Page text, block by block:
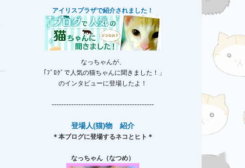
アイリスプラザで紹介されました！
なっちゃんが、
「ﾌﾞﾛｸﾞで人気の猫ちゃんに聞きました！」
のインタビューに登場したよ！
------------------------------------------
登場人(猫)物 紹介
＊本ブログに登場するネコとヒト＊
なっちゃん（なつめ）